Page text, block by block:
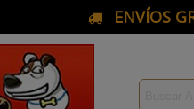
ENVÍOS